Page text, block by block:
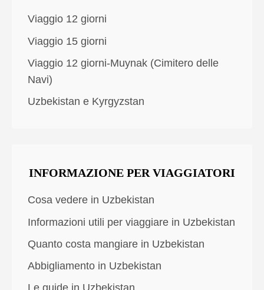
Viaggio 12 giorni
Viaggio 15 giorni
Viaggio 12 giorni-Muynak (Cimitero delle
Navi)
Uzbekistan e Kyrgyzstan
INFORMAZIONE PER VIAGGIATORI
Cosa vedere in Uzbekistan
Informazioni utili per viaggiare in Uzbekistan
Quanto costa mangiare in Uzbekistan
Abbigliamento in Uzbekistan